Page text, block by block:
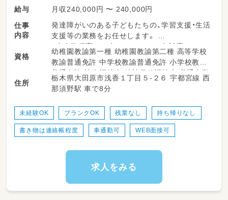
給与
月収240,000円 〜 240,000円
仕事
内容
発達障がいのある子どもたちの、学習支援・生活
支援等の業務をお任せします。
・少人数保育で１名につき２～３名対応
・持ち帰り仕事、残業ナシ！子育て中のスタッフ
も多数活躍中！
・送迎業務あり（ＡＴ可）
・児童のみならずご家族へのケアもサービスの
・ワークバランスを重視した運営をしていま
す。
資格
幼稚園教諭第一種 幼稚園教諭第二種 高等学校
教諭普通免許 中学校教諭普通免許 小学校教諭
普通免許 社会福祉士 精神保健福祉士 普通自動
車運転免許
住所
栃木県大田原市浅香１丁目５-２６ 宇都宮線 西
那須野駅 車で8分
未経験OK ブランクOK 残業なし 持ち帰りなし
書き物は連絡帳程度 車通勤可 WEB面接可
求人をみる